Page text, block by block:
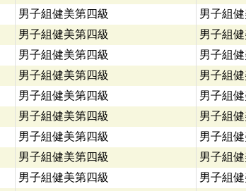
男子組健美第四級
男子組
男子組健美第四級
男子組
男子組健美第四級
男子組
男子組健美第四級
男子組
男子組健美第四級
男子組
男子組健美第四級
男子組
男子組健美第四級
男子組
男子組健美第四級
男子組
男子組健美第四級
男子組